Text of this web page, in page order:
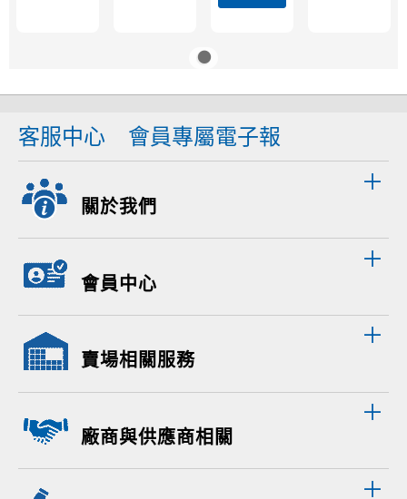
客服中心 會員專屬電子報
關於我們
會員中心
賣場相關服務
廠商與供應商相關